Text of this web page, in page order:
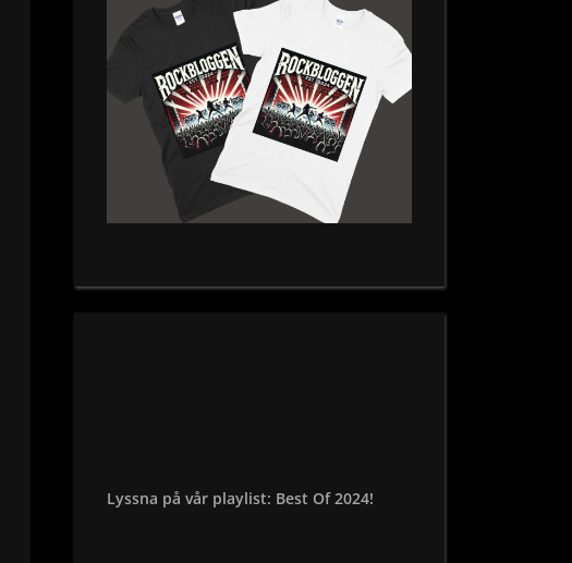
Lyssna på vår playlist: Best Of 2024!